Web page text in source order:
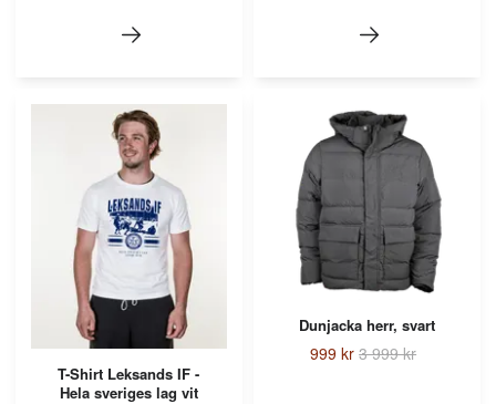
T-Shirt Leksands IF -
Hela sveriges lag vit
Dunjacka herr, svart
999 kr 3 999 kr